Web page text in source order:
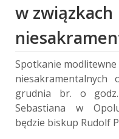
w związkach
Spotkanie modlitewne
grudnia br. o
Sebastiana w
będzie biskup Rudolf